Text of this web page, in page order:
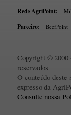
Rede AgriPoint:
Parceiro: BeefPoint
Copyright © 2000
reservados
O conteúdo deste
expresso da
Consulte nossa